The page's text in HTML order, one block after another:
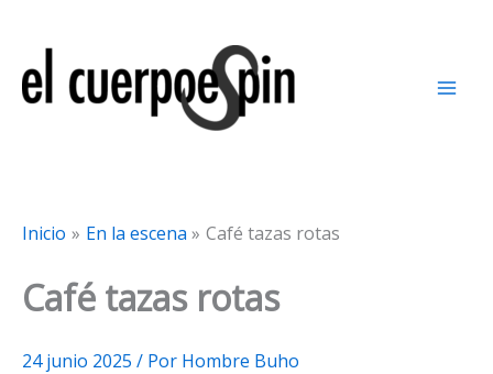
contenido
Inicio En la escena Café tazas rotas
Café tazas rotas
24 junio 2025 / Por Hombre Buho